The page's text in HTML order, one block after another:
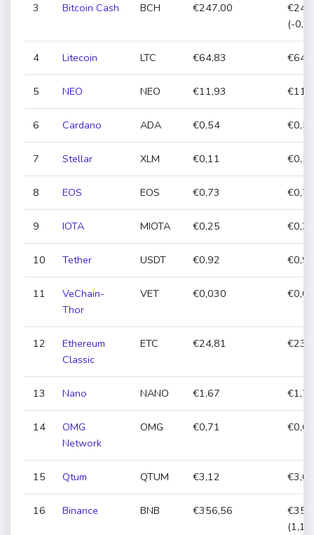
3 Bitcoin Cash BCH €247,00
(-
4 Litecoin LTC €64,83
5 NEO NEO €11,93
6 Cardano ADA €0,54
7 Stellar XLM €0,11
8 EOS EOS €0,73
9 IOTA MIOTA €0,25
10 Tether USDT €0,92
11
VeChain-
Thor
VET €0,030
12
Ethereum
Classic
ETC €24,81
13 Nano NANO €1,67
14
OMG
Network
OMG €0,71
15 Qtum QTUM €3,12
16 Binance BNB €356,56